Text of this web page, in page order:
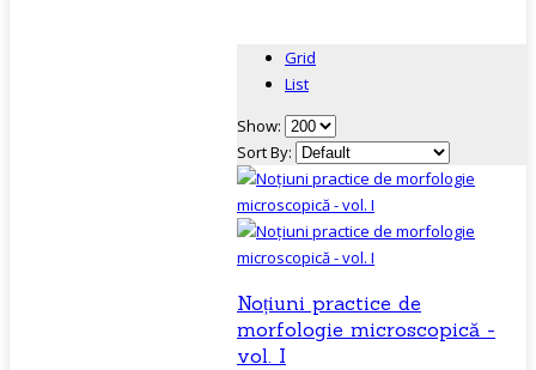
Grid
List
Show:
Sort By:
Noțiuni practice de
morfologie microscopică -
vol. I